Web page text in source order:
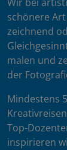
schönere
zeichnend
malen und
der
Mindestens
Top-
inspirieren